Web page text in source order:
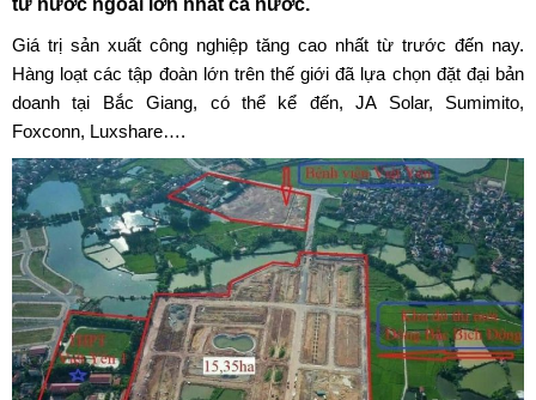
tư nước ngoài lớn nhất cả nước.
Giá trị sản xuất công nghiệp tăng cao nhất từ trước đến nay.
Hàng loạt các tập đoàn lớn trên thế giới đã lựa chọn đặt đại bản
doanh tại Bắc Giang, có thể kể đến, JA Solar, Sumimito,
Foxconn, Luxshare….